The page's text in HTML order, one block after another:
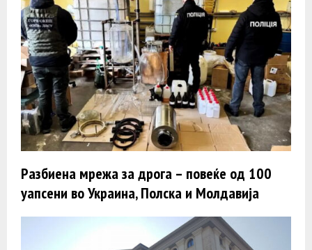
Разбиена мрежа за дрога – повеќе од 100
уапсени во Украина, Полска и Молдавија